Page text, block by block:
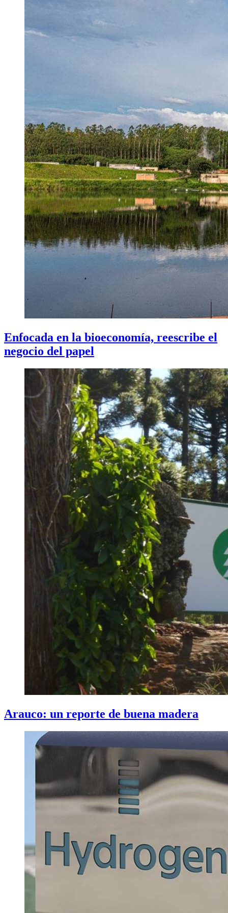
Enfocada en la bioeconomía, reescribe el
negocio del papel
Arauco: un reporte de buena madera